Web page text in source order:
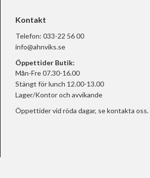
Kontakt
Telefon: 033-22 56 00
info@ahnviks.se
Öppettider Butik:
Mån-Fre 07.30-16.00
Stängt för lunch 12.00-13.00
Lager/Kontor och avvikande
Öppettider vid röda dagar, sekontakta oss.